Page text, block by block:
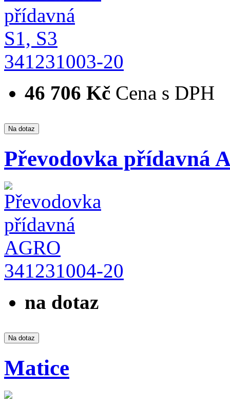
341231003-20
46 706 Kč Cena s DPH
Převodovka přídavná
341231004-20
na dotaz
Matice